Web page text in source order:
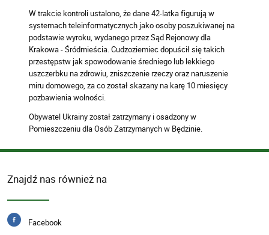
W trakcie kontroli ustalono, że dane 42-latka figurują w
systemach teleinformatycznych jako osoby poszukiwanej na
podstawie wyroku, wydanego przez Sąd Rejonowy dla
Krakowa - Śródmieścia. Cudzoziemiec dopuścił się takich
przestępstw jak spowodowanie średniego lub lekkiego
uszczerbku na zdrowiu, zniszczenie rzeczy oraz naruszenie
miru domowego, za co został skazany na karę 10 miesięcy
pozbawienia wolności.
Obywatel Ukrainy został zatrzymany i osadzony w
Pomieszczeniu dla Osób Zatrzymanych w Będzinie.
Znajdź nas również na
Facebook